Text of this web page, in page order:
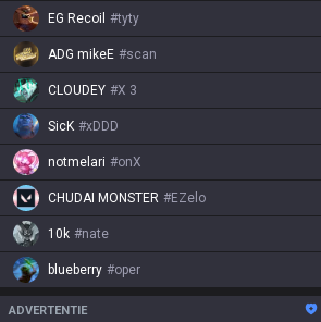
EG Recoil #tyty
ADG mikeE #scan
CLOUDEY #X 3
SicK #xDDD
notmelari #onX
CHUDAI MONSTER #EZelo
10k #nate
blueberry #oper
ADVERTENTIE